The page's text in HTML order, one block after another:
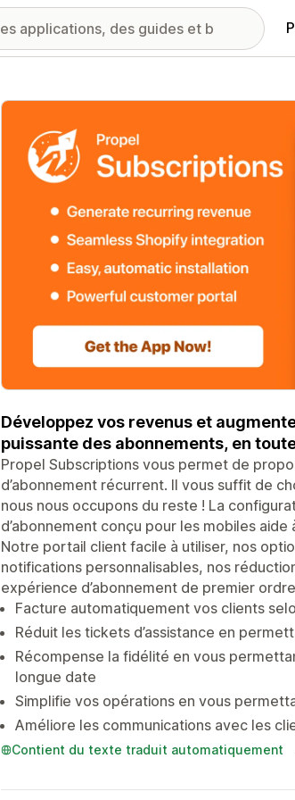
Galerie d’images vedette
Développez vos revenus et
puissante des abonnements, en
Propel Subscriptions vous permet de
d’abonnement récurrent. Il vous suffit de
nous nous occupons du reste ! La
d’abonnement conçu pour les mobiles
Notre portail client facile à utiliser, nos
notifications personnalisables, nos
expérience d’abonnement de premier
Facture automatiquement vos clients
Réduit les tickets d’assistance en
Récompense la fidélité en vous
longue date
Simplifie vos opérations en vous
Améliore les communications avec les
Contient du texte traduit automatiquement